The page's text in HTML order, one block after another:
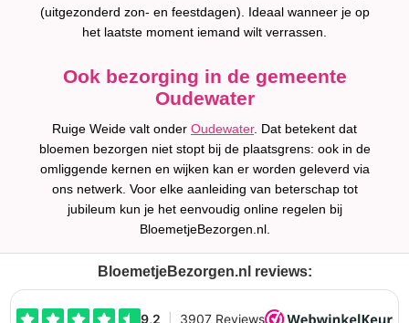
(uitgezonderd zon- en feestdagen). Ideaal wanneer je op
het laatste moment iemand wilt verrassen.
Ook bezorging in de gemeente
Oudewater
Ruige Weide valt onder Oudewater. Dat betekent dat
bloemen bezorgen niet stopt bij de plaatsgrens: ook in de
omliggende kernen en wijken kan er worden geleverd via
ons netwerk. Voor elke aanleiding van beterschap tot
jubileum kun je het eenvoudig online regelen bij
BloemetjeBezorgen.nl.
BloemetjeBezorgen.nl reviews: